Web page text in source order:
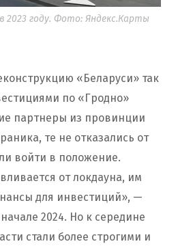
2023 году. Фото: Яндекс.Карты
«Беларуси» так
по «Гродно»
партнеры из провинции
те не отказались от
войти в положение.
от локдауна, им
для инвестиций», —
2024. Но к середине
стали более строгими и